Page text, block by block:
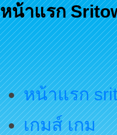
หน้าแรก
หน้าแรก
เกมส์ เกม